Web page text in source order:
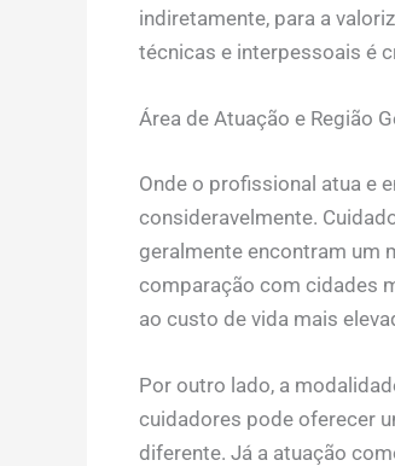
indiretamente, para a
técnicas e interpessoais é
Área de Atuação e Região
Onde o profissional atua e
consideravelmente.
geralmente encontram um
comparação com cidades
ao custo de vida mais
Por outro lado, a
cuidadores pode oferecer
diferente. Já a atuação